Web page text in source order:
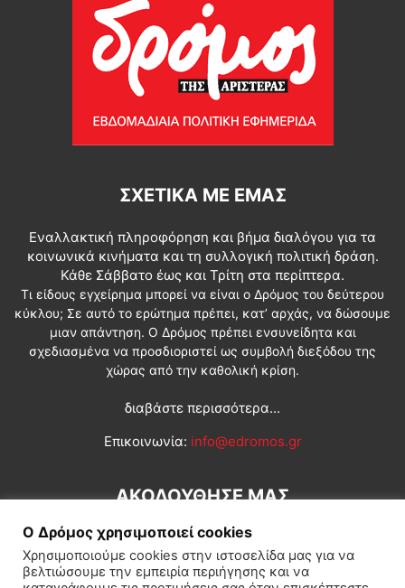
ΣΧΕΤΙΚΆ ΜΕ ΕΜΆΣ
Εναλλακτική πληροφόρηση και βήμα διαλόγου για τα
κοινωνικά κινήματα και τη συλλογική πολιτική δράση.
Κάθε Σάββατο έως και Τρίτη στα περίπτερα.
Τι είδους εγχείρημα μπορεί να είναι ο Δρόμος του δεύτερου
κύκλου; Σε αυτό το ερώτημα πρέπει, κατ’ αρχάς, να δώσουμε
μιαν απάντηση. Ο Δρόμος πρέπει ενσυνείδητα και
σχεδιασμένα να προσδιοριστεί ως συμβολή διεξόδου της
χώρας από την καθολική κρίση.
διαβάστε περισσότερα...
Επικοινωνία: info@edromos.gr
ΑΚΟΛΟΥΘΗΣΕ ΜΑΣ
Ο Δρόμος χρησιμοποιεί cookies
Χρησιμοποιούμε cookies στην ιστοσελίδα μας για να
βελτιώσουμε την εμπειρία περιήγησης και να